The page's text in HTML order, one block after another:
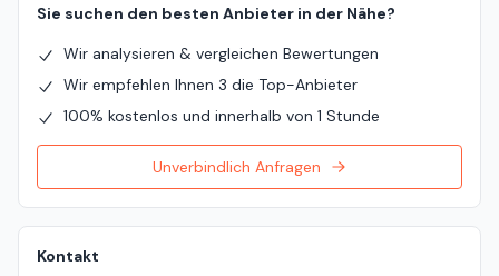
Sie suchen den besten Anbieter in der Nähe?
Wir analysieren & vergleichen Bewertungen
Wir empfehlen Ihnen 3 die Top-Anbieter
100% kostenlos und innerhalb von 1 Stunde
Unverbindlich Anfragen
Kontakt